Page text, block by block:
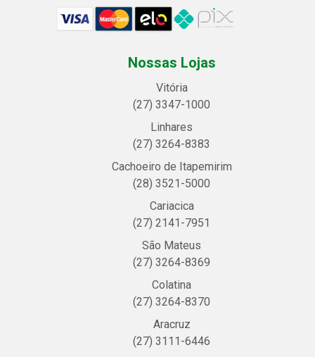
Nossas Lojas
Vitória
(27) 3347-1000
Linhares
(27) 3264-8383
Cachoeiro de Itapemirim
(28) 3521-5000
Cariacica
(27) 2141-7951
São Mateus
(27) 3264-8369
Colatina
(27) 3264-8370
Aracruz
(27) 3111-6446